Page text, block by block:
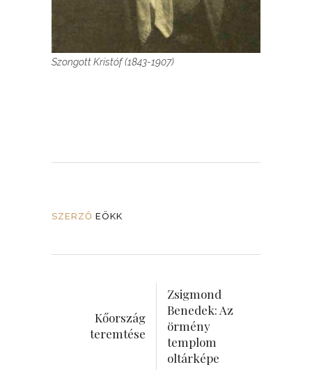
Szongott Kristóf (1843-1907)
SZERZŐ EÖKK
Kőország
teremtése
Zsigmond
Benedek: Az
örmény
templom
oltárképe